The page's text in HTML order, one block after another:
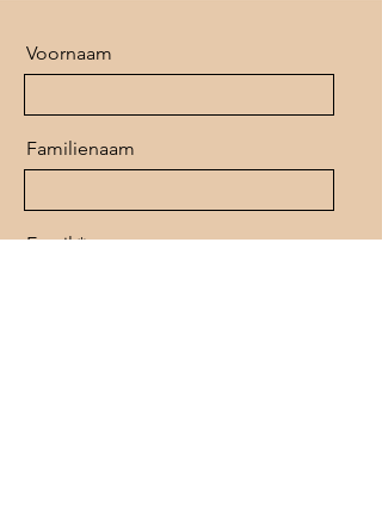
Voornaam
Familienaam
Email